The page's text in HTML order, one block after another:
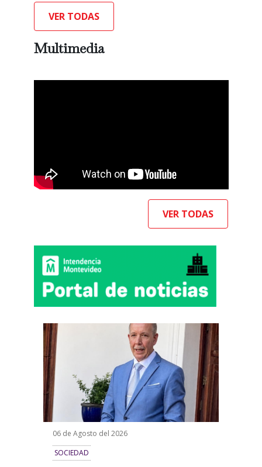
VER TODAS
Multimedia
VER TODAS
06 de Agosto del 2026
SOCIEDAD